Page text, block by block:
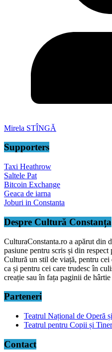
Mirela STÎNGĂ
Supporters
Taxi Heathrow
Saltele Pat
Bitcoin Exchange
Geaca de iarna
Joburi in Constanta
Despre Cultură Constanța
CulturaConstanta.ro a apărut din
pasiune pentru scris și din
Cultură un stil de viață, pentru cei
ca și pentru cei care trudesc în
creație sau în fața paginii de
Parteneri
Teatrul Național de Operă
Teatrul pentru Copii și
Contact